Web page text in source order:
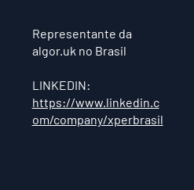
Representante da
algor.uk no Brasil
LINKEDIN:
https://www.linkedin.c
om/company/xperbrasil